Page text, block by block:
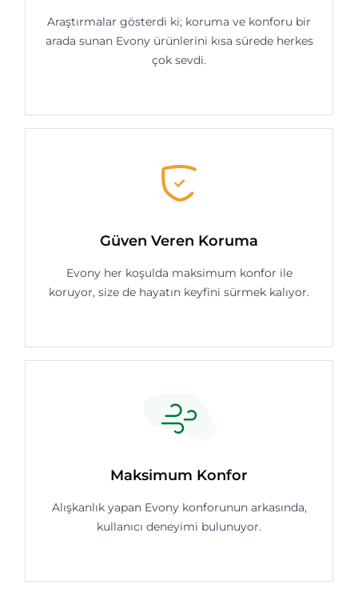
Araştırmalar gösterdi ki; koruma ve konforu bir
arada sunan Evony ürünlerini kısa sürede herkes
çok sevdi.
Güven Veren Koruma
Evony her koşulda maksimum konfor ile
koruyor, size de hayatın keyfini sürmek kalıyor.
Maksimum Konfor
Alışkanlık yapan Evony konforunun arkasında,
kullanıcı deneyimi bulunuyor.